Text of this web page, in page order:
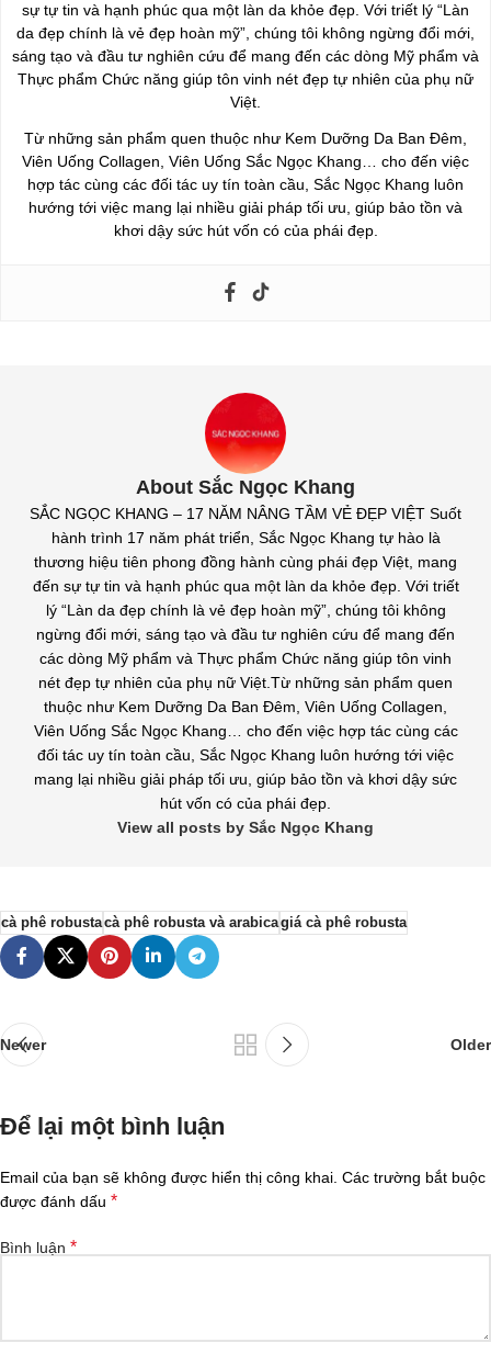
sự tự tin và hạnh phúc qua một làn da khỏe đẹp. Với triết lý “Làn
da đẹp chính là vẻ đẹp hoàn mỹ”, chúng tôi không ngừng đổi mới,
sáng tạo và đầu tư nghiên cứu để mang đến các dòng Mỹ phẩm và
Thực phẩm Chức năng giúp tôn vinh nét đẹp tự nhiên của phụ nữ
Việt.
Từ những sản phẩm quen thuộc như Kem Dưỡng Da Ban Đêm,
Viên Uống Collagen, Viên Uống Sắc Ngọc Khang… cho đến việc
hợp tác cùng các đối tác uy tín toàn cầu, Sắc Ngọc Khang luôn
hướng tới việc mang lại nhiều giải pháp tối ưu, giúp bảo tồn và
khơi dậy sức hút vốn có của phái đẹp.
About Sắc Ngọc Khang
SẮC NGỌC KHANG – 17 NĂM NÂNG TẦM VẺ ĐẸP VIỆT Suốt
hành trình 17 năm phát triển, Sắc Ngọc Khang tự hào là
thương hiệu tiên phong đồng hành cùng phái đẹp Việt, mang
đến sự tự tin và hạnh phúc qua một làn da khỏe đẹp. Với triết
lý “Làn da đẹp chính là vẻ đẹp hoàn mỹ”, chúng tôi không
ngừng đổi mới, sáng tạo và đầu tư nghiên cứu để mang đến
các dòng Mỹ phẩm và Thực phẩm Chức năng giúp tôn vinh
nét đẹp tự nhiên của phụ nữ Việt.Từ những sản phẩm quen
thuộc như Kem Dưỡng Da Ban Đêm, Viên Uống Collagen,
Viên Uống Sắc Ngọc Khang… cho đến việc hợp tác cùng các
đối tác uy tín toàn cầu, Sắc Ngọc Khang luôn hướng tới việc
mang lại nhiều giải pháp tối ưu, giúp bảo tồn và khơi dậy sức
hút vốn có của phái đẹp.
View all posts by Sắc Ngọc Khang
cà phê robustacà phê robusta và arabicagiá cà phê robusta
Newer Older
Để lại một bình luận
Email của bạn sẽ không được hiển thị công khai. Các trường bắt buộc
được đánh dấu *
Bình luận *